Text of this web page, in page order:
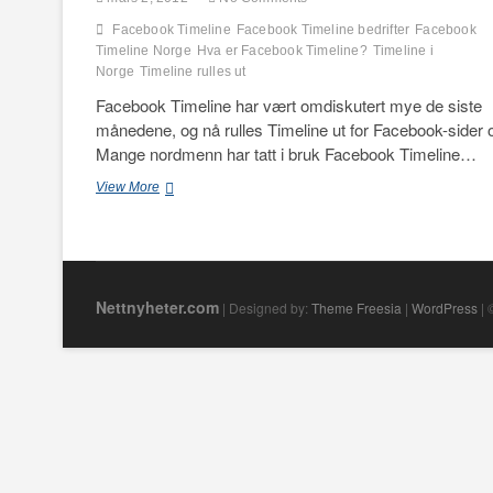
Facebook Timeline Facebook Timeline bedrifter Facebook
Timeline Norge Hva er Facebook Timeline? Timeline i
Norge Timeline rulles ut
Facebook Timeline har vært omdiskutert mye de siste
månedene, og nå rulles Timeline ut for Facebook-sider
Mange nordmenn har tatt i bruk Facebook Timeline…
View MoreFacebook
Nettnyheter.com | Designed by: Theme Freesia | WordPress |